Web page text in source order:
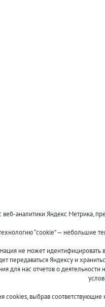
веб-аналитики Яндекс Метрика,
“cookie” — небольшие
не может идентифицировать
передаваться Яндексу и
для нас отчетов о
cookies, выбрав